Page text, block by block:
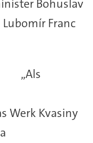
Bohuslav
Franc
„Als
Werk Kvasiny